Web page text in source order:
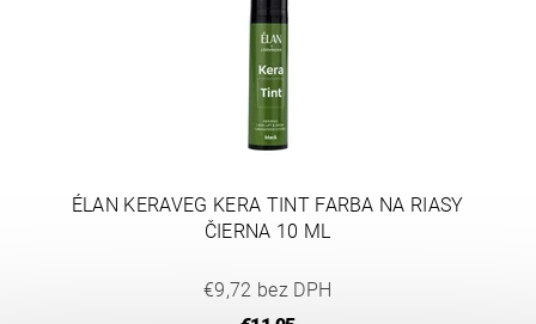
ÉLAN KERAVEG KERA TINT FARBA NA RIASY
ČIERNA 10 ML
€9,72 bez DPH